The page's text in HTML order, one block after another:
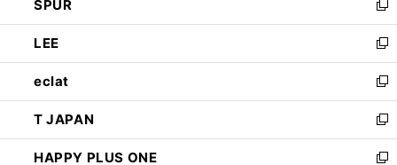
で
開
く
ド
ウ
で
開
く
ィ
ン
ド
ウ
で
開
く
い
ウ
ィ
ン
ド
ウ
で
開
く
SPUR
新
し
い
ウ
ィ
ン
ド
ウ
で
LEE
新
し
い
ウ
ィ
ン
ド
eclat
新
し
い
ウ
ィ
T JAPAN
新
し
い
HAPPY PLUS ONE
新